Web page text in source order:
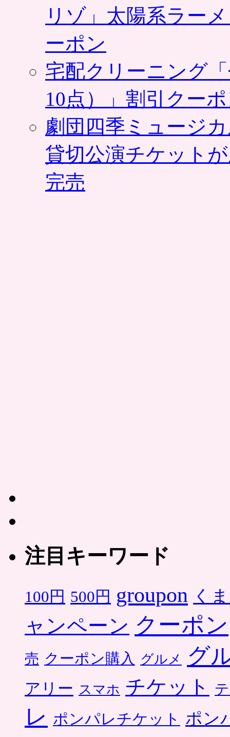
リゾ」太陽系ラー
ーポン
宅配クリーニング
10点）」割引クー
劇団四季ミュージ
貸切公演チケット
完売
注目キーワード
100円 500円 groupon く
ャンペーン クーポン
売 クーポン購入 グルメ グ
アリー スマホ チケット
レ ポンパレチケット ポン